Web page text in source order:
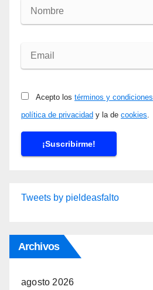
Acepto los términos y condiciones
política de privacidad y la de cookies
Tweets by pieldeasfalto
Archivos
agosto 2026